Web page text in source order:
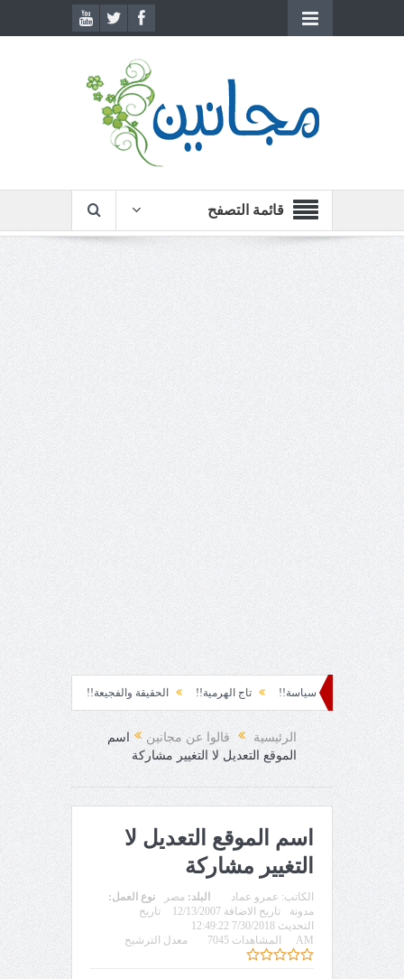
قائمة التصفح
سياسة!! تاج الهرمية!! الحقيقة والفجيعة!! لِقاءُ في المَطَرِ!
الرئيسية قالوا عن مجانين
اسم
الموقع التعديل لا التغيير مشاركة
اسم الموقع التعديل لا
التغيير مشاركة
الكاتب: عمرو عماد البلد: مصر
نوع العمل:
مدونة
تاريخ الاضافة 12/13/2007
تاريخ
التحديث 7/30/2018 12:49:22
AM
المشاهدات 7045 معدل الترشيح